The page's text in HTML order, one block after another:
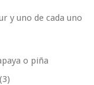
y uno de cada uno
o piña